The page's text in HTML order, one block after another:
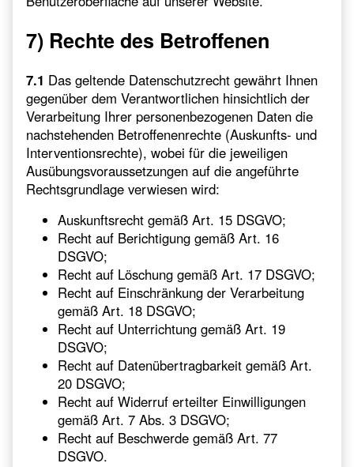
7) Rechte des Betroffenen
7.1 Das geltende Datenschutzrecht gewährt Ihnen
gegenüber dem Verantwortlichen hinsichtlich der
Verarbeitung Ihrer personenbezogenen Daten die
nachstehenden Betroffenenrechte (Auskunfts- und
Interventionsrechte), wobei für die jeweiligen
Ausübungsvoraussetzungen auf die angeführte
Rechtsgrundlage verwiesen wird:
Auskunftsrecht gemäß Art. 15 DSGVO;
Recht auf Berichtigung gemäß Art. 16
DSGVO;
Recht auf Löschung gemäß Art. 17 DSGVO;
Recht auf Einschränkung der Verarbeitung
gemäß Art. 18 DSGVO;
Recht auf Unterrichtung gemäß Art. 19
DSGVO;
Recht auf Datenübertragbarkeit gemäß Art.
20 DSGVO;
Recht auf Widerruf erteilter Einwilligungen
gemäß Art. 7 Abs. 3 DSGVO;
Recht auf Beschwerde gemäß Art. 77
DSGVO.